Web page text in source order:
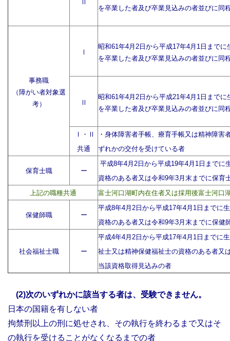
Ⅱ
を卒業した者及び卒業見込みの者並びに同
事務職
（障がい者対象選
考）
Ⅰ
昭和61年4月2日から平成17年4月1日までに
を卒業した者及び卒業見込みの者並びに同
Ⅱ
昭和61年4月2日から平成21年4月1日までに
を卒業した者及び卒業見込みの者並びに同
Ⅰ・Ⅱ
共通
・身体障害者手帳、療育手帳又は精神障害
ずれかの交付を受けている者
保育士職 ー
平成8年4月2日から平成19年4月1日までに
資格のある者又は令和9年3月末までに保育
上記の職種共通
富士河口湖町内在住者又は採用後富士河口
保健師職 ー
平成8年4月2日から平成17年4月1日までに
資格のある者又は令和9年3月末までに保健
社会福祉士職 ー
平成4年4月2日から平成17年4月1日までに
祉士又は精神保健福祉士の資格のある者又
当該資格取得見込みの者
(2)次のいずれかに該当する者は、受験できません。
日本の国籍を有しない者
拘禁刑以上の刑に処せされ、その執行を終わるまで又はそ
の執行を受けることがなくなるまでの者